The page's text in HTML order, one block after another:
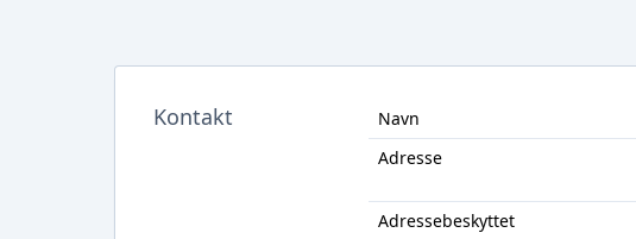
Kontakt Navn
Adresse
Adressebeskyttet